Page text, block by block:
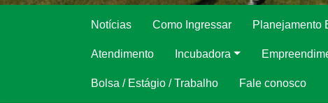
Notícias Como Ingressar Planejamento
Atendimento Incubadora
Bolsa / Estágio / Trabalho Fale conosco